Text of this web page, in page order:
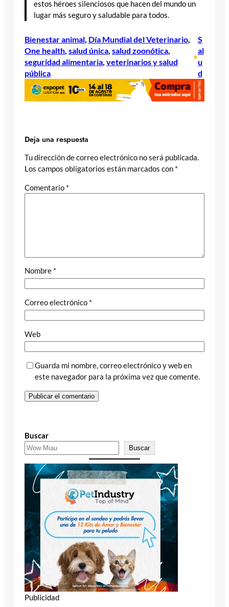
estos héroes silenciosos que hacen del mundo un
lugar más seguro y saludable para todos.
Bienestar animal, Día Mundial del Veterinario
One health, salud única, salud zoonótica
seguridad alimentaria, veterinarios y salud
pública
•
S
al
u
d
Deja una respuesta
Tu dirección de correo electrónico no será publicada.
Los campos obligatorios están marcados con *
Comentario *
Nombre *
Correo electrónico *
Web
Guarda mi nombre, correo electrónico y web en
este navegador para la próxima vez que comente.
Buscar
Buscar
Publicidad